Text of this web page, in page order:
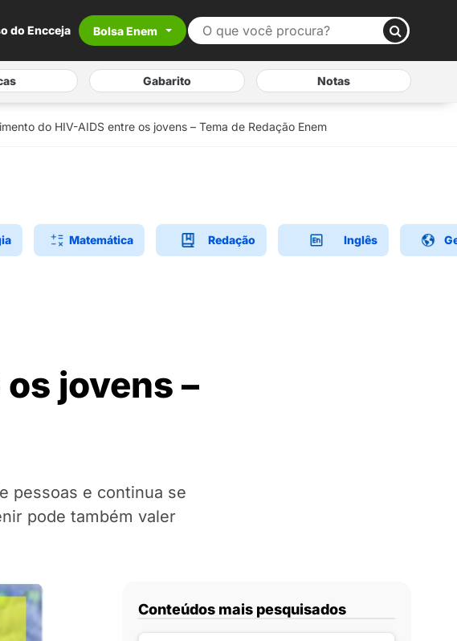
do Encceja Bolsa Enem
Gabarito Notas
do HIV-AIDS entre os jovens – Tema de Redação Enem
Matemática Redação Inglês
jovens –
pessoas e continua se
pode também valer
Conteúdos mais pesquisados